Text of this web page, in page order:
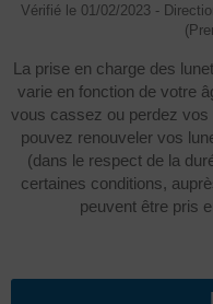
Vérifié le 01/02/2023 -
La prise en charge des
varie en fonction de votre
vous cassez ou perdez
pouvez renouveler vos
(dans le respect de la
certaines conditions,
peuvent être pris